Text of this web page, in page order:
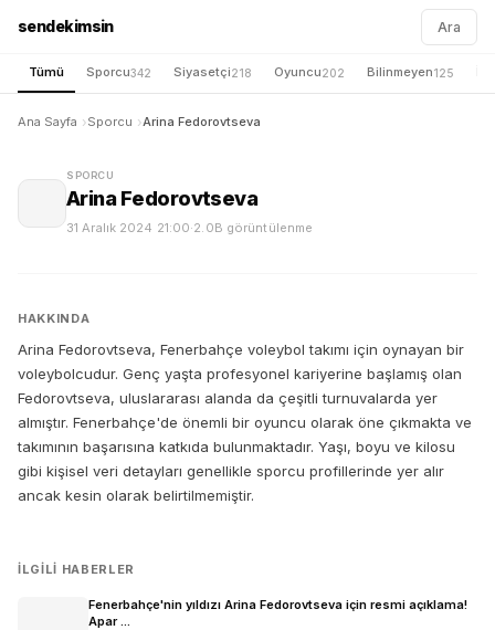
sendekimsin Ara
Tümü Sporcu342 Siyasetçi218 Oyuncu202 Bilinmeyen125
Ana Sayfa Sporcu Arina Fedorovtseva
SPORCU
Arina Fedorovtseva
31 Aralık 2024 21:00·2.0B görüntülenme
HAKKINDA
Arina Fedorovtseva, Fenerbahçe voleybol takımı için oynayan bir
voleybolcudur. Genç yaşta profesyonel kariyerine başlamış olan
Fedorovtseva, uluslararası alanda da çeşitli turnuvalarda yer
almıştır. Fenerbahçe'de önemli bir oyuncu olarak öne çıkmakta ve
takımının başarısına katkıda bulunmaktadır. Yaşı, boyu ve kilosu
gibi kişisel veri detayları genellikle sporcu profillerinde yer alır
ancak kesin olarak belirtilmemiştir.
İLGILI HABERLER
Fenerbahçe'nin yıldızı Arina Fedorovtseva için resmi açıklama!
Apar ...